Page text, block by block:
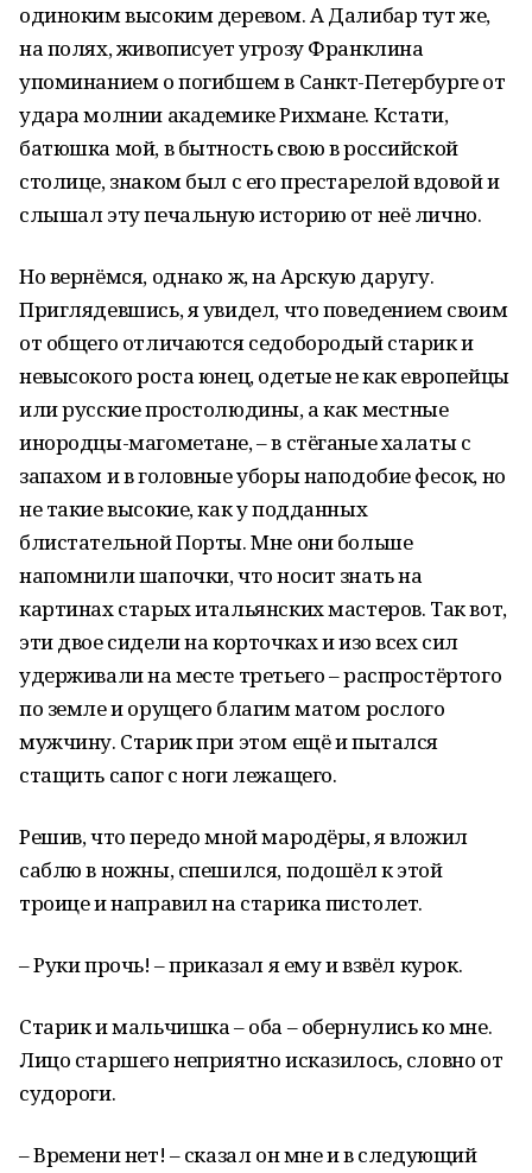
одиноким высоким деревом. А Далибар тут же,
на полях, живописует угрозу Франклина
упоминанием о погибшем в Санкт-Петербурге от
удара молнии академике Рихмане. Кстати,
батюшка мой, в бытность свою в российской
столице, знаком был с его престарелой вдовой и
слышал эту печальную историю от неё лично.
Но вернёмся, однако ж, на Арскую даругу.
Приглядевшись, я увидел, что поведением своим
от общего отличаются седобородый старик и
невысокого роста юнец, одетые не как европейцы
или русские простолюдины, а как местные
инородцы-магометане, – в стёганые халаты с
запахом и в головные уборы наподобие фесок, но
не такие высокие, как у подданных
блистательной Порты. Мне они больше
напомнили шапочки, что носит знать на
картинах старых итальянских мастеров. Так вот,
эти двое сидели на корточках и изо всех сил
удерживали на месте третьего – распростёртого
по земле и орущего благим матом рослого
мужчину. Старик при этом ещё и пытался
стащить сапог с ноги лежащего.
Решив, что передо мной мародёры, я вложил
саблю в ножны, спешился, подошёл к этой
троице и направил на старика пистолет.
– Руки прочь! – приказал я ему и взвёл курок.
Старик и мальчишка – оба – обернулись ко мне.
Лицо старшего неприятно исказилось, словно от
судороги.
– Времени нет! – сказал он мне и в следующий